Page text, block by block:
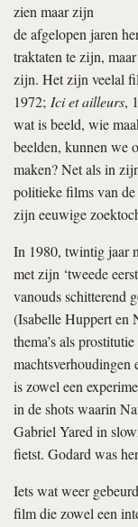
zien maar zijn
de afgelopen jaren
traktaten te zijn,
zijn. Het zijn veelal
1972; Ici et ailleurs,
wat is beeld, wie
beelden, kunnen we
maken? Net als in
politieke films van
zijn eeuwige
In 1980, twintig jaar
met zijn ‘tweede
vanouds schitterend
(Isabelle Huppert en
thema’s als
machtsverhoudingen
is zowel een
in de shots waarin
Gabriel Yared in
fietst. Godard was
Iets wat weer
film die zowel een